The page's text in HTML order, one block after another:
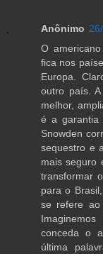
Anônimo
O
fica nos
Europa.
outro país.
melhor,
é a garantia
Snowden
sequestro e
mais seguro
transformar
para o
se refere ao
conceda o
última